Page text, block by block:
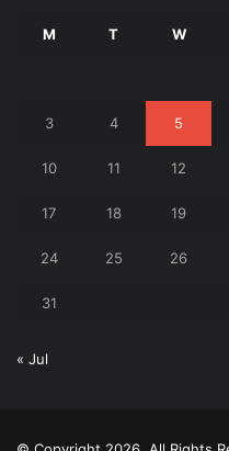
M T W
3 4 5
10 11 12
17 18 19
24 25 26
31
« Jul